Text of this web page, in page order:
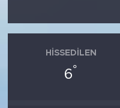
HISSEDILEN
6°